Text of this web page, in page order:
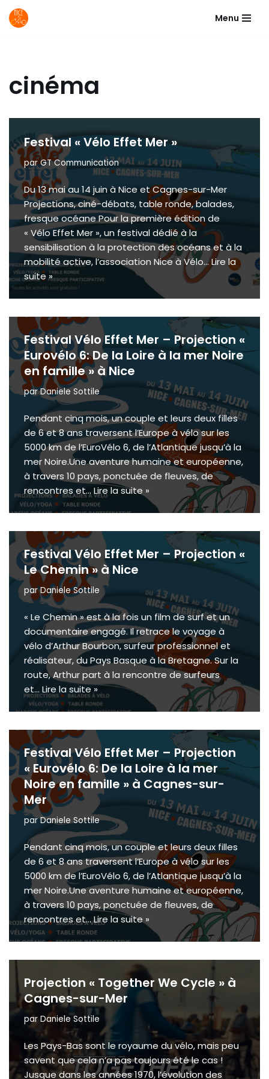
Menu
cinéma
Festival « Vélo Effet Mer »
parGT Communication
Du 13 mai au 14 juin à Nice et Cagnes-sur-Mer
Projections, ciné-débats, table ronde, balades,
fresque océane Pour la première édition de
« Vélo Effet Mer », un festival dédié à la
sensibilisation à la protection des océans et à la
mobilité active, l’association Nice à Vélo…Lire la
suite »
Festival Vélo Effet Mer – Projection «
Eurovélo 6: De la Loire à la mer Noire
en famille » à Nice
parDaniele Sottile
Pendant cinq mois, un couple et leurs deux filles
de 6 et 8 ans traversent l’Europe à vélo sur les
5000 km de l’EuroVélo 6, de l’Atlantique jusqu’à la
mer Noire.Une aventure humaine et européenne,
à travers 10 pays, ponctuée de fleuves, de
rencontres et… Lire la suite »
Festival Vélo Effet Mer – Projection «
Le Chemin » à Nice
parDaniele Sottile
« Le Chemin » est à la fois un film de surf et un
documentaire engagé. Il retrace le voyage à
vélo d’Arthur Bourbon, surfeur professionnel et
réalisateur, du Pays Basque à la Bretagne. Sur la
route, Arthur part à la rencontre de surfeurs
et… Lire la suite »
Festival Vélo Effet Mer – Projection
« Eurovélo 6: De la Loire à la mer
Noire en famille » à Cagnes-sur-
Mer
parDaniele Sottile
Pendant cinq mois, un couple et leurs deux filles
de 6 et 8 ans traversent l’Europe à vélo sur les
5000 km de l’EuroVélo 6, de l’Atlantique jusqu’à la
mer Noire.Une aventure humaine et européenne,
à travers 10 pays, ponctuée de fleuves, de
rencontres et…Lire la suite »
Projection « Together We Cycle » à
Cagnes-sur-Mer
parDaniele Sottile
Les Pays-Bas sont le royaume du vélo, mais peu
savent que cela n’a pas toujours été le cas !
Jusque dans les années 1970, l’évolution des